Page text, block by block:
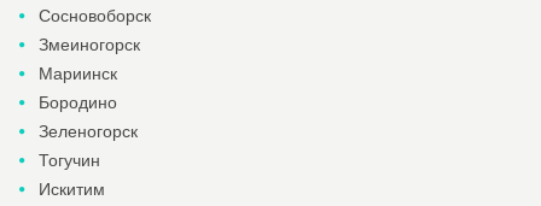
Сосновоборск
Змеиногорск
Мариинск
Бородино
Зеленогорск
Тогучин
Искитим